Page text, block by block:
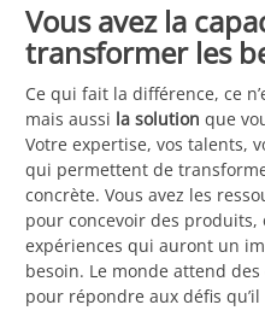
Vous avez la
transformer les
Ce qui fait la différence, ce
mais aussi la solution que
Votre expertise, vos talents,
qui permettent de
concrète. Vous avez les
pour concevoir des
expériences qui auront un
besoin. Le monde attend
pour répondre aux défis